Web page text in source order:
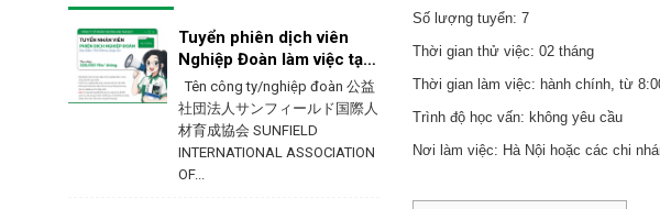
Tuyển phiên dịch viên
Nghiệp Đoàn làm việc tại
Ehime – Nhật Bản
Tên công ty/nghiệp đoàn 公益
社団法人サンフィールド国際人
材育成協会 SUNFIELD
INTERNATIONAL ASSOCIATION
OF...
Số lượng tuyển: 7
Thời gian thử việc: 02 tháng
Thời gian làm việc: hành chính, từ
Trình độ học vấn: không yêu cầu
Nơi làm việc: Hà Nội hoặc các chi